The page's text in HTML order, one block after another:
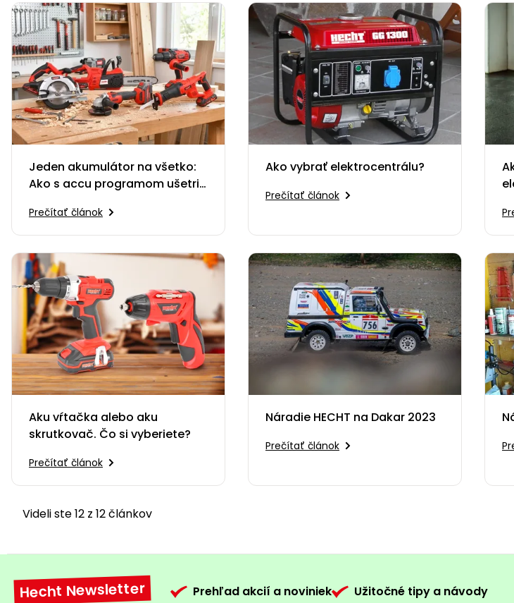
Jeden akumulátor na všetko:
Ako s accu programom ušetriť
Prečítať článok
Ako vybrať elektrocentrálu?
Prečítať článok
Aku vŕtačka alebo aku
skrutkovač. Čo si vyberiete?
Prečítať článok
Náradie HECHT na Dakar 2023
Prečítať článok
Videli ste 12 z 12 článkov
Hecht Newsletter Prehľad akcií a noviniek Užitočné tipy a návody